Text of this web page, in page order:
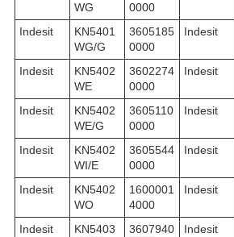
WG
0000
Indesit
KN5401
WG/G
3605185
0000
Indesit
Indesit
KN5402
WE
3602274
0000
Indesit
Indesit
KN5402
WE/G
3605110
0000
Indesit
Indesit
KN5402
WI/E
3605544
0000
Indesit
Indesit
KN5402
WO
1600001
4000
Indesit
Indesit
KN5403
3607940
Indesit